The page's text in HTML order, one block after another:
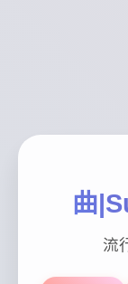
曲
流